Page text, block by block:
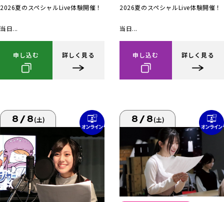
2026夏のスペシャルLive体験開催！
当日...
申し込む 詳しく見る
2026夏のスペシャルLive体験開催！
当日...
申し込む 詳しく見る
8/8(土) 8/8(土)